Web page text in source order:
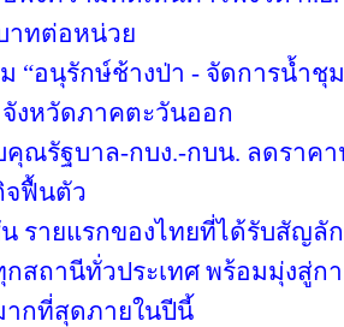
าทต่อหน่วย
“อนุรักษ์ช้างป่า - จัดการน้ำ
งหวัดภาคตะวันออก
คุณรัฐบาล-กบง.-กบน. ลดราค
จฟื้นตัว
รายแรกของไทยที่ได้รับสัญลั
กสถานีทั่วประเทศ พร้อมมุ่งสู่ก
ากที่สุดภายในปีนี้